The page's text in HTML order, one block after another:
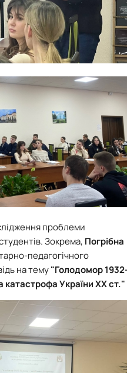
проблеми
Зокрема, Погрібна
педагогічного
на тему"Голодомор
катастрофа України ХХ ст."